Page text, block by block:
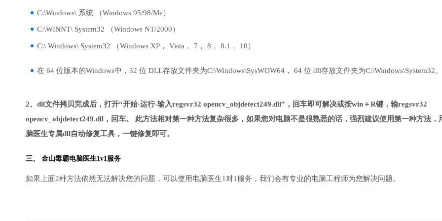
C:\Windows\ 系统 （Windows 95/98/Me）
C:\WINNT\ System32 （Windows NT/2000）
C:\ Windows\ System32 （Windows XP， Vista， 7， 8， 8.1， 10）
在 64 位版本的Windows中，32 位 DLL存放文件夹为C:\Windows\SysWOW64， 64 位 dll存放文件夹为C:\Windows\System32。
2、dll文件拷贝完成后，打开“开始-运行-输入regsvr32 opencv_objdetect249.dll”，回车即可解决或按win＋R键，输regsvr32
opencv_objdetect249.dll，回车。 此方法相对第一种方法复杂很多，如果您对电脑不是很熟悉的话，强烈建议使用第一种方法，
脑医生专属dll自动修复工具，一键修复即可。
三、 金山毒霸电脑医生1v1服务
如果上面2种方法依然无法解决您的问题，可以使用电脑医生1对1服务，我们会有专业的电脑工程师为您解决问题。